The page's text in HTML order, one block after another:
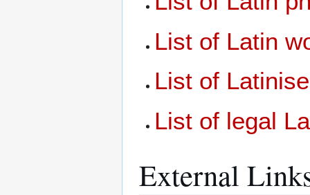
List of Latin
List of
List of legal
External